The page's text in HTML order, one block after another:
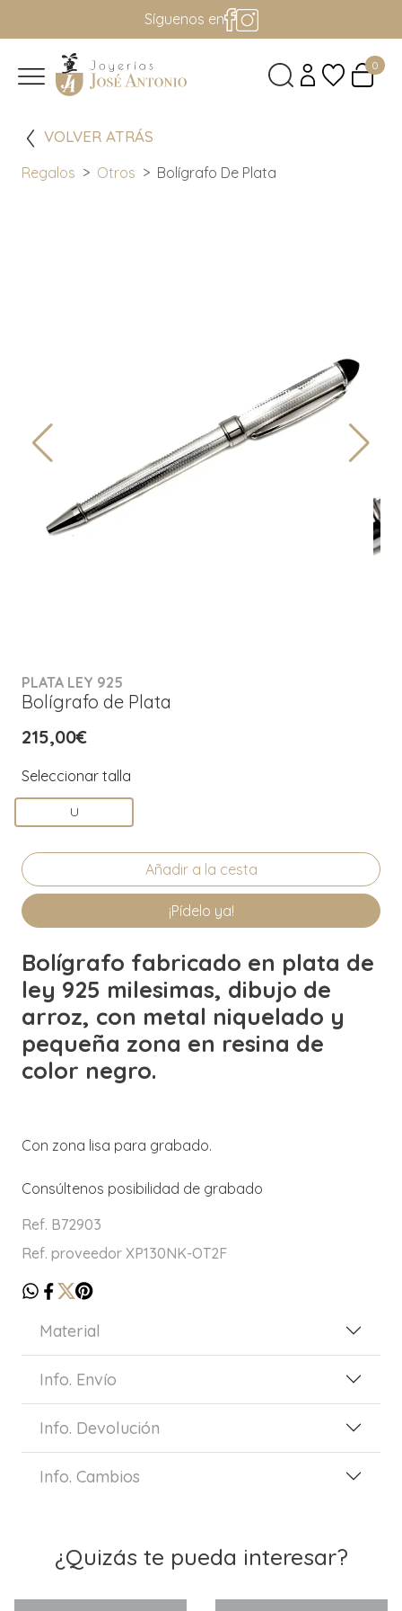
Síguenos en
0
VOLVER ATRÁS
Regalos Otros Bolígrafo De Plata
PLATA LEY 925
Bolígrafo de Plata
215,00€
Seleccionar talla
U
¡Pídelo ya!
Bolígrafo fabricado en plata de
ley 925 milesimas, dibujo de
arroz, con metal niquelado y
pequeña zona en resina de
color negro.
Con zona lisa para grabado.
Consúltenos posibilidad de grabado
Ref. B72903
Ref. proveedor XP130NK-OT2F
Material
Info. Envío
Info. Devolución
Info. Cambios
¿Quizás te pueda interesar?